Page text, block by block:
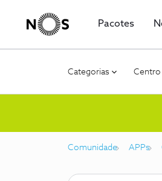
Pacotes
Categorias Centro
Comunidade APPs